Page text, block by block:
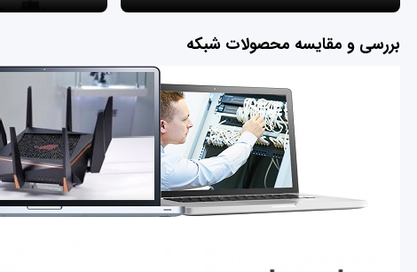
بررسی و مقایسه محصولات شبکه